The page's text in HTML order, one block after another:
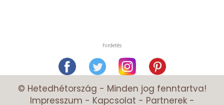
hirdetés
© Hetedhétország - Minden jog fenntartva!
Impresszum - Kapcsolat - Partnerek-